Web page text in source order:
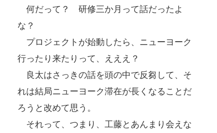
何だって？ 研修三か月って話だったよ
な？
プロジェクトが始動したら、ニューヨーク
行ったり来たりって、えええ？
良太はさっきの話を頭の中で反芻して、そ
れは結局ニューヨーク滞在が長くなることだ
ろうと改めて思う。
それって、つまり、工藤とあんまり会えな